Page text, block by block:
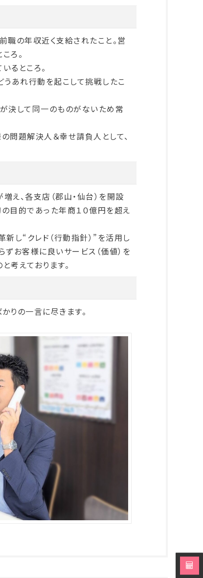
職の年収近く支給されたこと。営
ろ。
るところ。
うあれ行動を起こして挑戦したこ
決して同一のものがないため常
問題解決人＆幸せ請負人として、
え、各支店（郡山・仙台）を開設
目的であった年商１０億円を超え
し“クレド（行動指針）”を活用し
お客様に良いサービス（価値）を
考えております。
りの一言に尽きます。